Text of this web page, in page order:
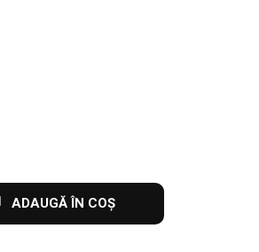
ADAUGĂ ÎN COȘ